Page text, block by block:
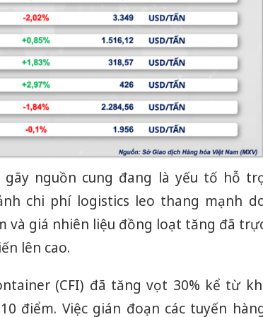
gãy nguồn cung đang là yếu tố hỗ
chi phí logistics leo thang mạnh
và giá nhiên liệu đồng loạt tăng đã
lên cao.
(CFI) đã tăng vọt 30% kể từ
điểm. Việc gián đoạn các tuyến